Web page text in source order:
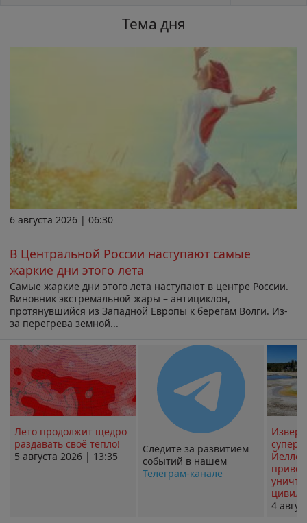
Тема дня
6 августа 2026 | 06:30
В Центральной России наступают самые
жаркие дни этого лета
Самые жаркие дни этого лета наступают в центре России.
Виновник экстремальной жары – антициклон,
протянувшийся из Западной Европы к берегам Волги. Из-
за перегрева земной...
Лето продолжит щедро
раздавать своё тепло!
5 августа 2026 | 13:35
Следите за развитием
событий в нашем
Телеграм-канале
4